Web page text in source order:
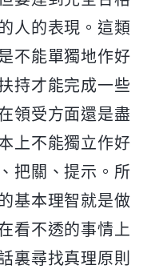
人的表現。這類
不能單獨地作好
持才能完成一些
領受方面還是盡
上不能獨立作好
把關、提示。所
基本理智就是做
看不透的事情上
裏尋找真理原則